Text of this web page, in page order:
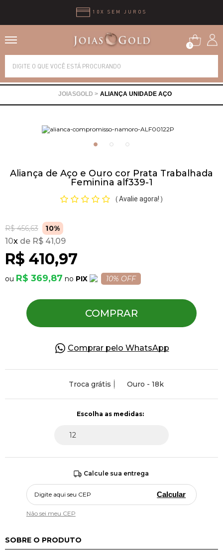
10X SEM JUROS
0
ALIANÇA UNIDADE AÇO
Aliança de Aço e Ouro cor Prata Trabalhada
Feminina alf339-1
( Avalie agora! )
R$ 456,63 10%
R$ 410,97
10x R$ 41,09
R$ 369,87 PIX 10% OFF
COMPRAR
Comprar pelo WhatsApp
Troca grátis Ouro - 18k
Calcule sua entrega
Calcular
Não sei meu CEP
SOBRE O PRODUTO
Alianças
Brincos
Pingentes
Pulseiras
Piercing
Pedras Preciosas
Presente